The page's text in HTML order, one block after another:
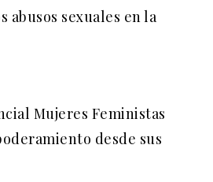
abusos sexuales en la
Mujeres Feministas
desde sus